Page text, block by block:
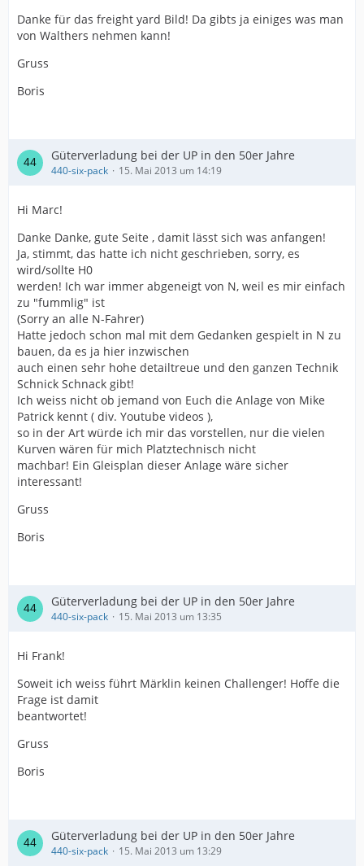
Danke für das freight yard Bild! Da gibts ja einiges was man
von Walthers nehmen kann!
Gruss
Boris
Güterverladung bei der UP in den 50er Jahre
440-six-pack 15. Mai 2013 um 14:19
Hi Marc!
Danke Danke, gute Seite , damit lässt sich was anfangen!
Ja, stimmt, das hatte ich nicht geschrieben, sorry, es
wird/sollte H0
werden! Ich war immer abgeneigt von N, weil es mir einfach
zu "fummlig" ist
(Sorry an alle N-Fahrer)
Hatte jedoch schon mal mit dem Gedanken gespielt in N zu
bauen, da es ja hier inzwischen
auch einen sehr hohe detailtreue und den ganzen Technik
Schnick Schnack gibt!
Ich weiss nicht ob jemand von Euch die Anlage von Mike
Patrick kennt ( div. Youtube videos ),
so in der Art würde ich mir das vorstellen, nur die vielen
Kurven wären für mich Platztechnisch nicht
machbar! Ein Gleisplan dieser Anlage wäre sicher
interessant!
Gruss
Boris
Güterverladung bei der UP in den 50er Jahre
440-six-pack 15. Mai 2013 um 13:35
Hi Frank!
Soweit ich weiss führt Märklin keinen Challenger! Hoffe die
Frage ist damit
beantwortet!
Gruss
Boris
Güterverladung bei der UP in den 50er Jahre
440-six-pack 15. Mai 2013 um 13:29